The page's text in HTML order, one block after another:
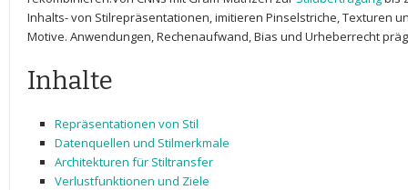
Inhalts- von Stilrepräsentationen, imitieren Pinselstriche, Texturen
Motive. Anwendungen,⁣ Rechenaufwand, Bias und Urheberrecht
Inhalte
Repräsentationen von Stil
Datenquellen und Stilmerkmale
Architekturen für Stiltransfer
Verlustfunktionen und Ziele